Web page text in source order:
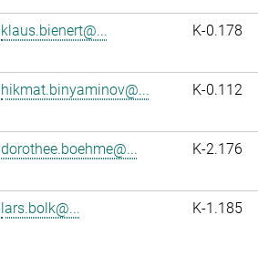
klaus.bienert@... K-0.178
hikmat.binyaminov@... K-0.112
dorothee.boehme@... K-2.176
lars.bolk@... K-1.185